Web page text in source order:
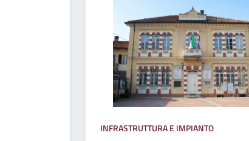
INFRASTRUTTURA E IMPIANTO